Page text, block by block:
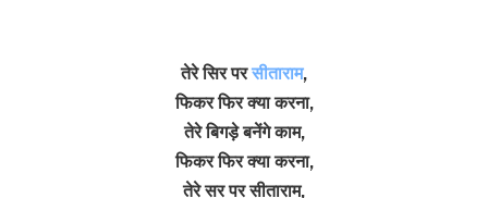
तेरे सिर परसीताराम,
फिकर फिर क्या करना,
तेरे बिगड़े बनेंगे काम,
फिकर फिर क्या करना,
तेरे सर पर सीताराम,